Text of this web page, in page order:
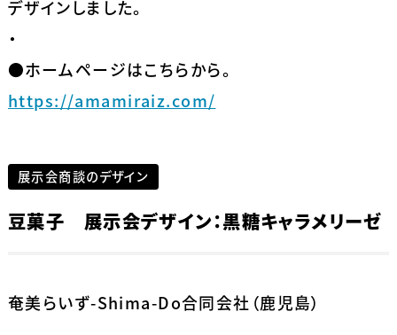
デザインしました。
・
●ホームページはこちらから。
https://amamiraiz.com/
展示会商談のデザイン
豆菓子 展示会デザイン：黒糖キャラメリーゼ
奄美らいず-Shima-Do合同会社（鹿児島）